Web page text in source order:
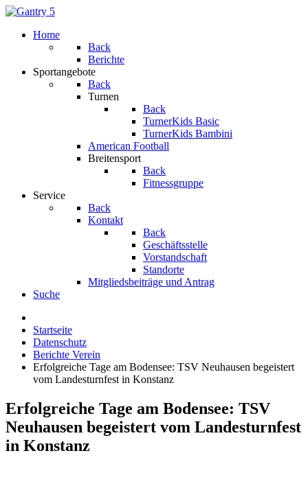
Home
Back
Berichte
Sportangebote
Back
Turnen
Back
TurnerKids Basic
TurnerKids Bambini
American Football
Breitensport
Back
Fitnessgruppe
Service
Back
Kontakt
Back
Geschäftsstelle
Vorstandschaft
Standorte
Mitgliedsbeiträge und Antrag
Suche
Startseite
Datenschutz
Berichte Verein
Erfolgreiche Tage am Bodensee: TSV Neuhausen begeistert
vom Landesturnfest in Konstanz
Erfolgreiche Tage am Bodensee: TSV
Neuhausen begeistert vom Landesturnfest
in Konstanz